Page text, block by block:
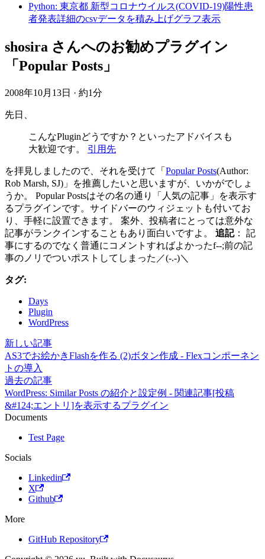
Python: 東京都 新型コロナウイルス(COVID-19)陽性患
者発表詳細のcsvデータを積み上げグラフ表示
shosira さんへのお勧めプラグイン
「Popular Posts」
2008年10月13日 · 約1分
先日、
こんなPluginどうですか？といったアドバイスも
大歓迎です。 引用先
を拝見しましたので、それを受けて「 Popular Posts(Author:
Rob Marsh, SJ)」を推薦したいと思いますが、いかがでしょ
うか。 Popular Postsはその名の通り「人気の記事」を表示す
るプラグインです。サイドバーのウィジェットも付いてお
り、手軽に設置できます。 案外、投稿者にとっては意外な
記事がランクインすることもあり面白いですよ。 追記： 記
事にするのでなく普通にコメントすればよかったf--;前の記
事のノリでついポストしてしまった／(-.-)＼
タグ:
Days
Plugin
WordPress
新しい記事
AS3でお絵かきFlashを作る (2)ボタン作成 - Flexコンポーネン
トの導入
過去の記事
WordPress: Similar Posts の紹介と設定例 - 関連記事[投稿
&#124;エントリ]を表示するプラグイン
Documents
Test Page
Socials
Linkedin
X
Github
More
GitHub Repository